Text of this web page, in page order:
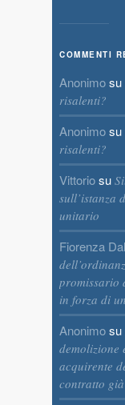
COMMENTI
Anonimosu
risalenti?
Anonimosu
risalenti?
Vittoriosu
sull’istanza
unitario
Fiorenza
promissario
in forza di
Anonimosu
demolizione
acquirente
contratto